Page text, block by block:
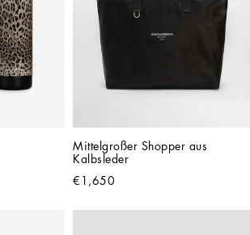
Mittelgroßer Shopper aus
Kalbsleder
€1,650